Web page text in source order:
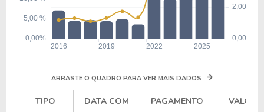
ARRASTE O QUADRO PARA VER MAIS DADOS
TIPO DATA COM PAGAMENTO
VALOR